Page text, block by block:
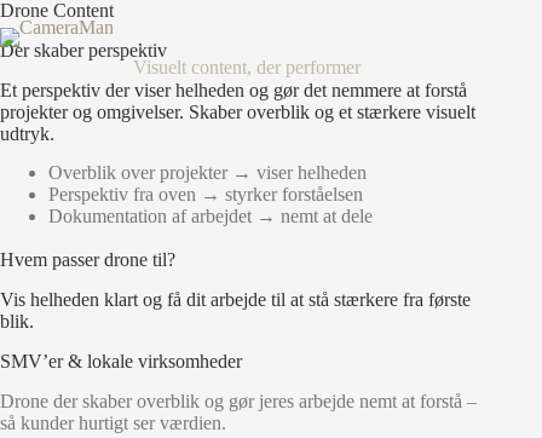
Fortsæt
til
indhold
CameraMan
Visuelt content, der performer
Drone Content
Der skaber perspektiv
Et perspektiv der viser helheden og gør det nemmere at forstå
projekter og omgivelser. Skaber overblik og et stærkere visuelt
udtryk.
Overblik over projekter → viser helheden
Perspektiv fra oven → styrker forståelsen
Dokumentation af arbejdet → nemt at dele
Hvem passer drone til?
Vis helheden klart og få dit arbejde til at stå stærkere fra første
blik.
SMV’er & lokale virksomheder
Drone der skaber overblik og gør jeres arbejde nemt at forstå –
så kunder hurtigt ser værdien.